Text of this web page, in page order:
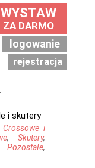
WYSTAW
ZA DARMO
logowanie
rejestracja
i skutery
Crossowe i
, Skutery,
Pozostałe,